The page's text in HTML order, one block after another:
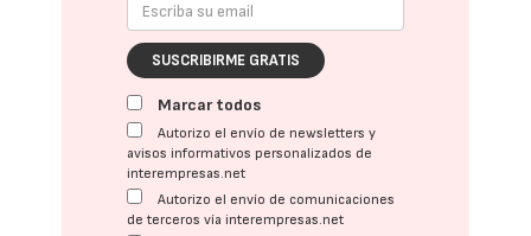
SUSCRIBIRME GRATIS
Marcar todos
Autorizo el envío de newsletters y
avisos informativos personalizados de
interempresas.net
Autorizo el envío de comunicaciones
de terceros vía interempresas.net